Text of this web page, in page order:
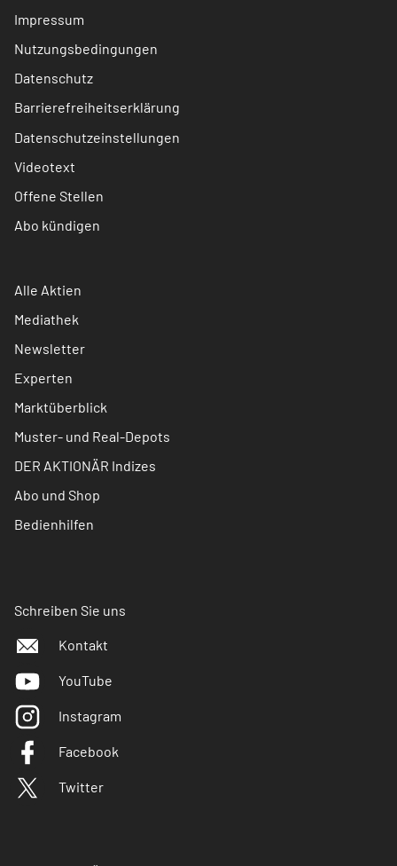
Impressum
Nutzungsbedingungen
Datenschutz
Barrierefreiheitserklärung
Datenschutzeinstellungen
Videotext
Offene Stellen
Abo kündigen
Alle Aktien
Mediathek
Newsletter
Experten
Marktüberblick
Muster- und Real-Depots
DER AKTIONÄR Indizes
Abo und Shop
Bedienhilfen
Schreiben Sie uns
Kontakt
YouTube
Instagram
Facebook
Twitter